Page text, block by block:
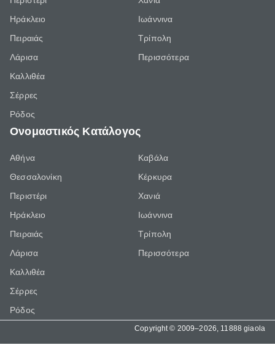
Ηράκλειο
Πειραιάς
Λάρισα
Καλλιθέα
Σέρρες
Ρόδος
Ιωάννινα
Τρίπολη
Περισσότερα
Ονομαστικός Κατάλογος
Αθήνα
Θεσσαλονίκη
Περιστέρι
Ηράκλειο
Πειραιάς
Λάρισα
Καλλιθέα
Σέρρες
Ρόδος
Καβάλα
Κέρκυρα
Χανιά
Ιωάννινα
Τρίπολη
Περισσότερα
Copyright © 2009–2026, 11888 giaola